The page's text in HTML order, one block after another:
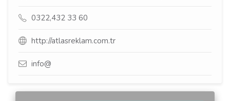
0322,432 33 60
http://atlasreklam.com.tr
info@